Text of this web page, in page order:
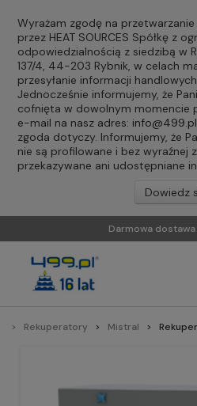
Wyrażam zgodę na
przez HEAT SOURCES Spółkę z
odpowiedzialnością z siedzibą w
137/4, 44-203 Rybnik, w celach
przesyłanie informacji
Jednocześnie informujemy, że
cofnięta w dowolnym momencie
e-mail na nasz adres: info@499.pl
zgoda dotyczy. Informujemy, że
nie są profilowane i bez wyraźnej
przekazywane ani udostępniane
Dowiedz
Darmowa
Rekuperatory Mistral